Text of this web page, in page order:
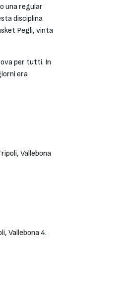
una regular
disciplina
Pegli, vinta
per tutti. In
era
Vallebona
Vallebona 4.